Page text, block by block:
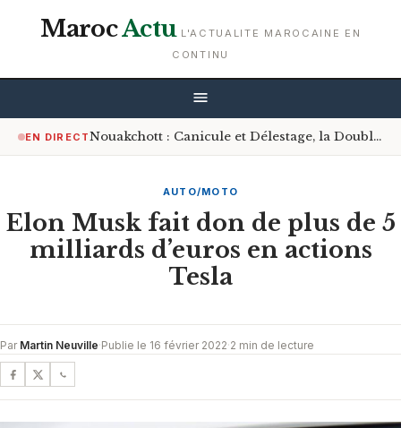
MarocActu L'ACTUALITE MAROCAINE EN
CONTINU
EN DIRECT Nouakchott : Canicule et Délestage, la Double Peine des Artisans et Commerçants
AUTO/MOTO
Elon Musk fait don de plus de 5
milliards d’euros en actions
Tesla
Par Martin Neuville·Publie le 16 février 2022·2 min de lecture